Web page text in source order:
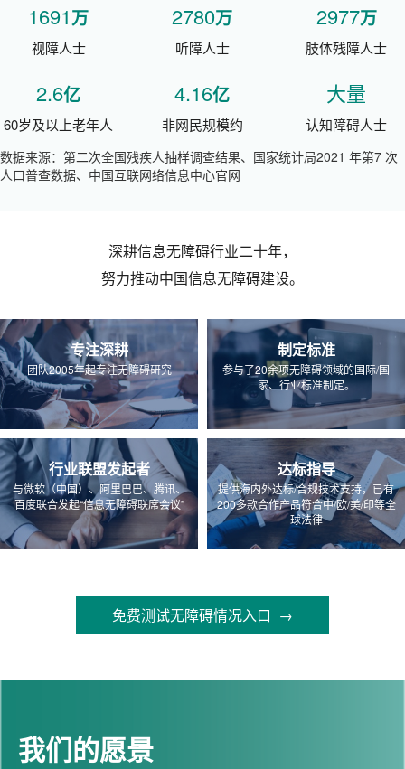
1691万
视障人士
2780万
听障人士
2977万
肢体残障人士
2.6亿
60岁及以上老年人
4.16亿
非网民规模约
大量
认知障碍人士
数据来源：第二次全国残疾人抽样调查结果、国家统计局2021 年第7 次
人口普查数据、中国互联网络信息中心官网
深耕信息无障碍行业二十年，
努力推动中国信息无障碍建设。
专注深耕
团队2005年起专注无障碍研究
制定标准
参与了20余项无障碍领域的国际/国
家、行业标准制定。
行业联盟发起者
与微软（中国）、阿里巴巴、腾讯、
百度联合发起“信息无障碍联席会议”
达标指导
提供海内外达标/合规技术支持，已有
200多款合作产品符合中/欧/美/印等全
球法律
免费测试无障碍情况入口 →
我们的愿景